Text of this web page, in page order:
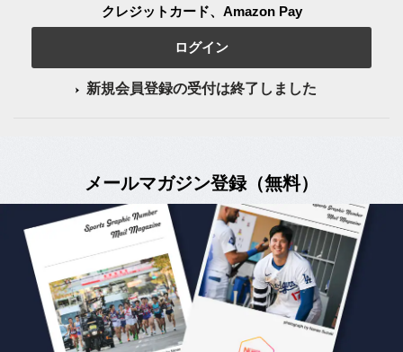
クレジットカード、Amazon Pay
ログイン
新規会員登録の受付は終了しました
メールマガジン登録（無料）